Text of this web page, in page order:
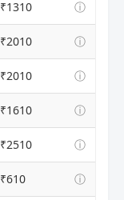
₹1310 ⓘ
₹2010 ⓘ
₹2010 ⓘ
₹1610 ⓘ
₹2510 ⓘ
₹610 ⓘ